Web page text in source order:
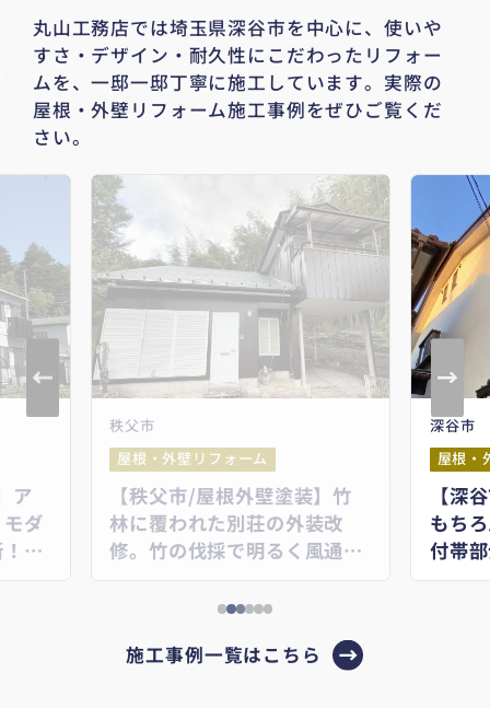
丸山工務店では埼玉県深谷市を中心に、 使いや
すさ・デザイン・耐久性にこだわったリフォー
ムを、一邸一邸丁寧に施工しています。 実際の
屋根・外壁リフォーム施工事例をぜひご覧くだ
さい。
竹
改
し
深谷市
屋根・外壁リフォーム
【深谷市/外壁塗装】外壁は
もちろん、軒天や破風などの
付帯部分も塗装。雨戸もこん
秩父市
屋根
【秩
いで
うち
フォ
施工事例一覧はこちら